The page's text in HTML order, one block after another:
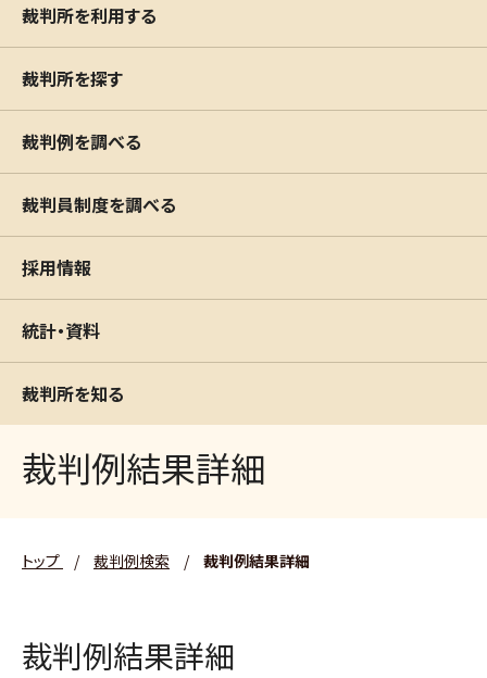
裁判所を利用する
裁判所を探す
裁判例を調べる
裁判員制度を調べる
採用情報
統計・資料
裁判所を知る
裁判例結果詳細
トップ / 裁判例検索 / 裁判例結果詳細
裁判例結果詳細